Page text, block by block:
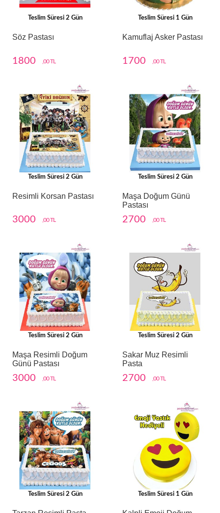
Teslim Süresi 2 Gün
Söz Pastası
1800 ,00 TL
Teslim Süresi 1 Gün
Kamuflaj Asker Pastası
1700 ,00 TL
Teslim Süresi 2 Gün
Resimli Korsan Pastası
3000 ,00 TL
Teslim Süresi 2 Gün
Maşa Doğum Günü
Pastası
2700 ,00 TL
Teslim Süresi 2 Gün
Maşa Resimli Doğum
Günü Pastası
3000 ,00 TL
Teslim Süresi 2 Gün
Sakar Muz Resimli
Pasta
2700 ,00 TL
Teslim Süresi 2 Gün Teslim Süresi 1 Gün